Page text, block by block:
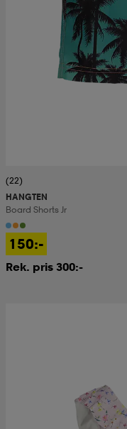
(22)
HANGTEN
Board Shorts Jr
150:-
Rek. pris 300:-